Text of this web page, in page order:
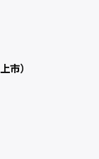
市）